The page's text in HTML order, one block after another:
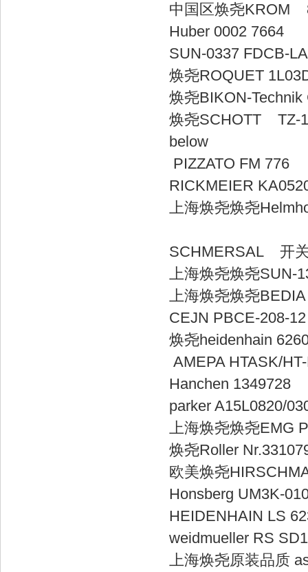
中国区焕尧
Huber
SUN-0337
焕尧
焕尧BIKON-
焕尧
PIZZATO
RICKMEIER
上海焕尧焕尧
上海焕尧焕
上海焕尧焕尧
CEJN PBCE-
焕尧
AMEPA
Hanchen
parker
上海焕尧焕尧
焕尧Roller
欧美焕尧
Honsberg
HEIDENHAIN
weidmueller
上海焕尧原装品